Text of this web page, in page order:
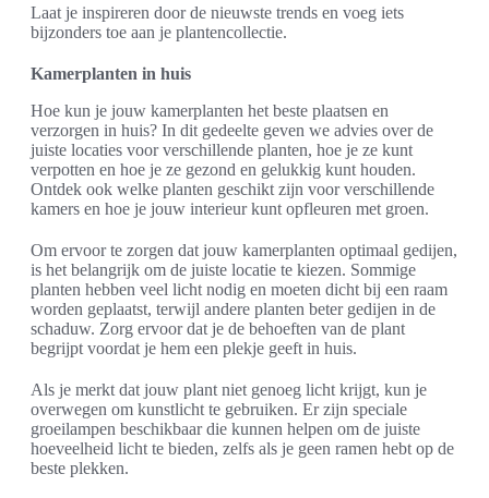
Laat je inspireren door de nieuwste trends en voeg iets
bijzonders toe aan je plantencollectie.
Kamerplanten in huis
Hoe kun je jouw kamerplanten het beste plaatsen en
verzorgen in huis? In dit gedeelte geven we advies over de
juiste locaties voor verschillende planten, hoe je ze kunt
verpotten en hoe je ze gezond en gelukkig kunt houden.
Ontdek ook welke planten geschikt zijn voor verschillende
kamers en hoe je jouw interieur kunt opfleuren met groen.
Om ervoor te zorgen dat jouw kamerplanten optimaal gedijen,
is het belangrijk om de juiste locatie te kiezen. Sommige
planten hebben veel licht nodig en moeten dicht bij een raam
worden geplaatst, terwijl andere planten beter gedijen in de
schaduw. Zorg ervoor dat je de behoeften van de plant
begrijpt voordat je hem een plekje geeft in huis.
Als je merkt dat jouw plant niet genoeg licht krijgt, kun je
overwegen om kunstlicht te gebruiken. Er zijn speciale
groeilampen beschikbaar die kunnen helpen om de juiste
hoeveelheid licht te bieden, zelfs als je geen ramen hebt op de
beste plekken.